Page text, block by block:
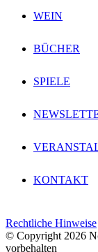
WEIN
BÜCHER
SPIELE
KONTAKT
Rechtliche Hinweise
© Copyright 2026
vorbehalten